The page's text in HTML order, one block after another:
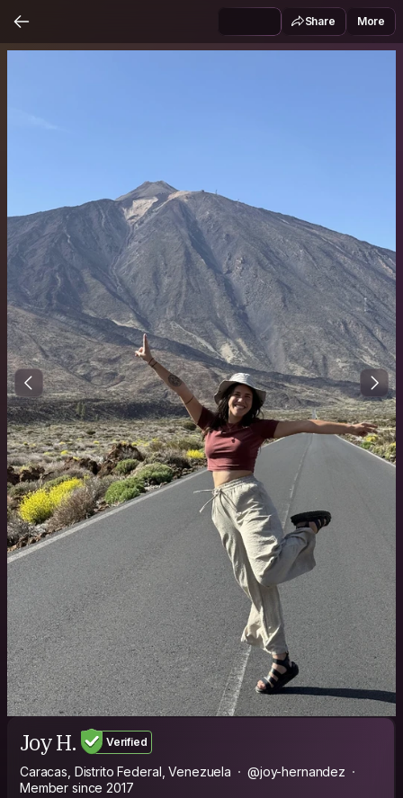
Share More
Joy H. Verified
Caracas, Distrito Federal, Venezuela
@joy-hernandez
Member since 2017